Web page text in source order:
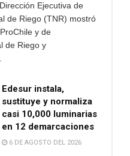
Ejecutiva de
de Riego (TNR) mostró
y de
de Riego y
Edesur instala,
sustituye y normaliza
casi 10,000 luminarias
en 12 demarcaciones
6 DE AGOSTO DEL 2026